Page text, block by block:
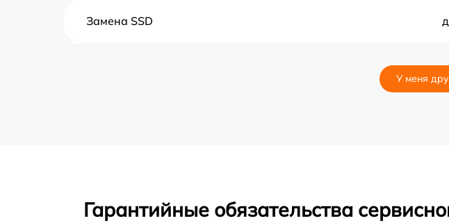
Замена SSD
Замена термопасты
У меня
Гарантийные обязательства